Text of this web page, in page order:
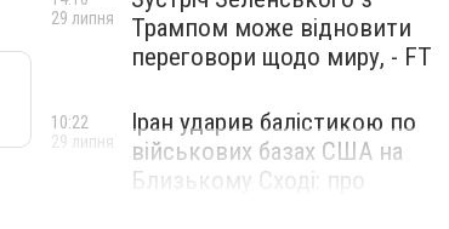
Трампом може відновити
переговори щодо миру, - FT
29 липня
Іран ударив балістикою по
військових базах США на
Близькому Сході: про
10:22
29 липня